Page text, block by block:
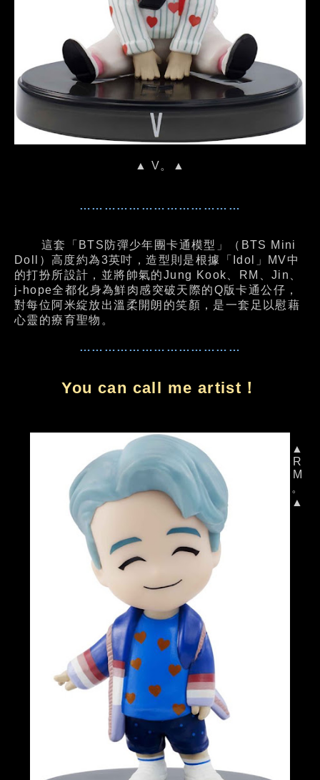
▲ V。▲
…………………………………
這套「BTS防彈少年團卡通模型」（BTS Mini
Doll）高度約為3英吋，造型則是根據「Idol」MV中
的打扮所設計，並將帥氣的Jung Kook、RM、Jin、
j-hope全都化身為鮮肉感突破天際的Q版卡通公仔，
對每位阿米綻放出溫柔開朗的笑顏，是一套足以慰藉
心靈的療育聖物。
…………………………………
You can call me artist！
▲
R
M
。
▲